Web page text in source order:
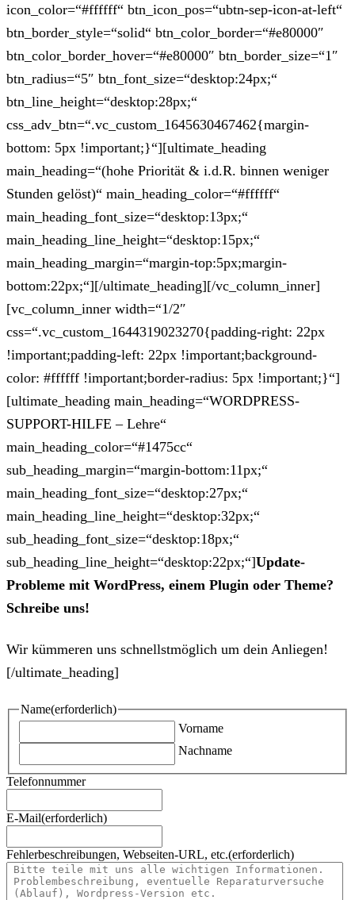
icon_color=“#ffffff“ btn_icon_pos=“ubtn-sep-icon-at-left“
btn_border_style=“solid“ btn_color_border=“#e80000″
btn_color_border_hover=“#e80000″ btn_border_size=“1″
btn_radius=“5″ btn_font_size=“desktop:24px;“
btn_line_height=“desktop:28px;“
css_adv_btn=“.vc_custom_1645630467462{margin-
bottom: 5px !important;}“][ultimate_heading
main_heading=“(hohe Priorität & i.d.R. binnen weniger
Stunden gelöst)“ main_heading_color=“#ffffff“
main_heading_font_size=“desktop:13px;“
main_heading_line_height=“desktop:15px;“
main_heading_margin=“margin-top:5px;margin-
bottom:22px;“][/ultimate_heading][/vc_column_inner]
[vc_column_inner width=“1/2″
css=“.vc_custom_1644319023270{padding-right: 22px
!important;padding-left: 22px !important;background-
color: #ffffff !important;border-radius: 5px !important;}“]
[ultimate_heading main_heading=“WORDPRESS-
SUPPORT-HILFE – Lehre“
main_heading_color=“#1475cc“
sub_heading_margin=“margin-bottom:11px;“
main_heading_font_size=“desktop:27px;“
main_heading_line_height=“desktop:32px;“
sub_heading_font_size=“desktop:18px;“
sub_heading_line_height=“desktop:22px;“]Update-
Probleme mit WordPress, einem Plugin oder Theme?
Schreibe uns!
Wir kümmeren uns schnellstmöglich um dein Anliegen!
[/ultimate_heading]
Name(erforderlich)
Vorname
Nachname
Telefonnummer
E-Mail(erforderlich)
Fehlerbeschreibungen, Webseiten-URL, etc.(erforderlich)